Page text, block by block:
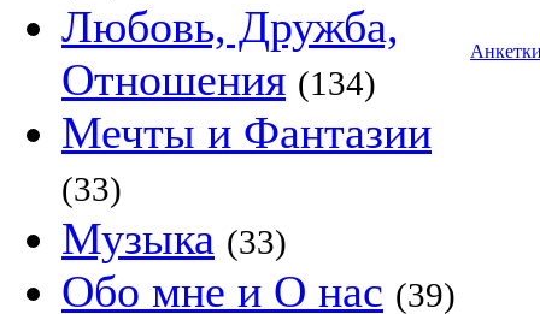
Любовь, Дружба,
Отношения (134)
Мечты и Фантазии
(33)
Музыка (33)
Обо мне и О нас (39)